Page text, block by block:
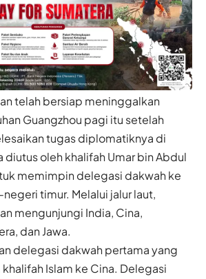
telah bersiap meninggalkan
Guangzhou pagi itu setelah
tugas diplomatiknya di
diutus oleh khalifah Umar bin Abdul
memimpin delegasi dakwah ke
timur. Melalui jalur laut,
mengunjungi India, Cina,
dan Jawa.
delegasi dakwah pertama yang
Islam ke Cina. Delegasi